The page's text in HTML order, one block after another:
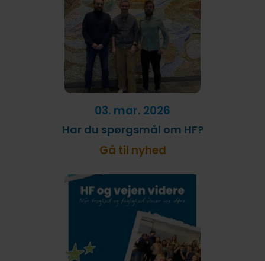
03. mar. 2026
Har du spørgsmål om HF?
Gå til nyhed